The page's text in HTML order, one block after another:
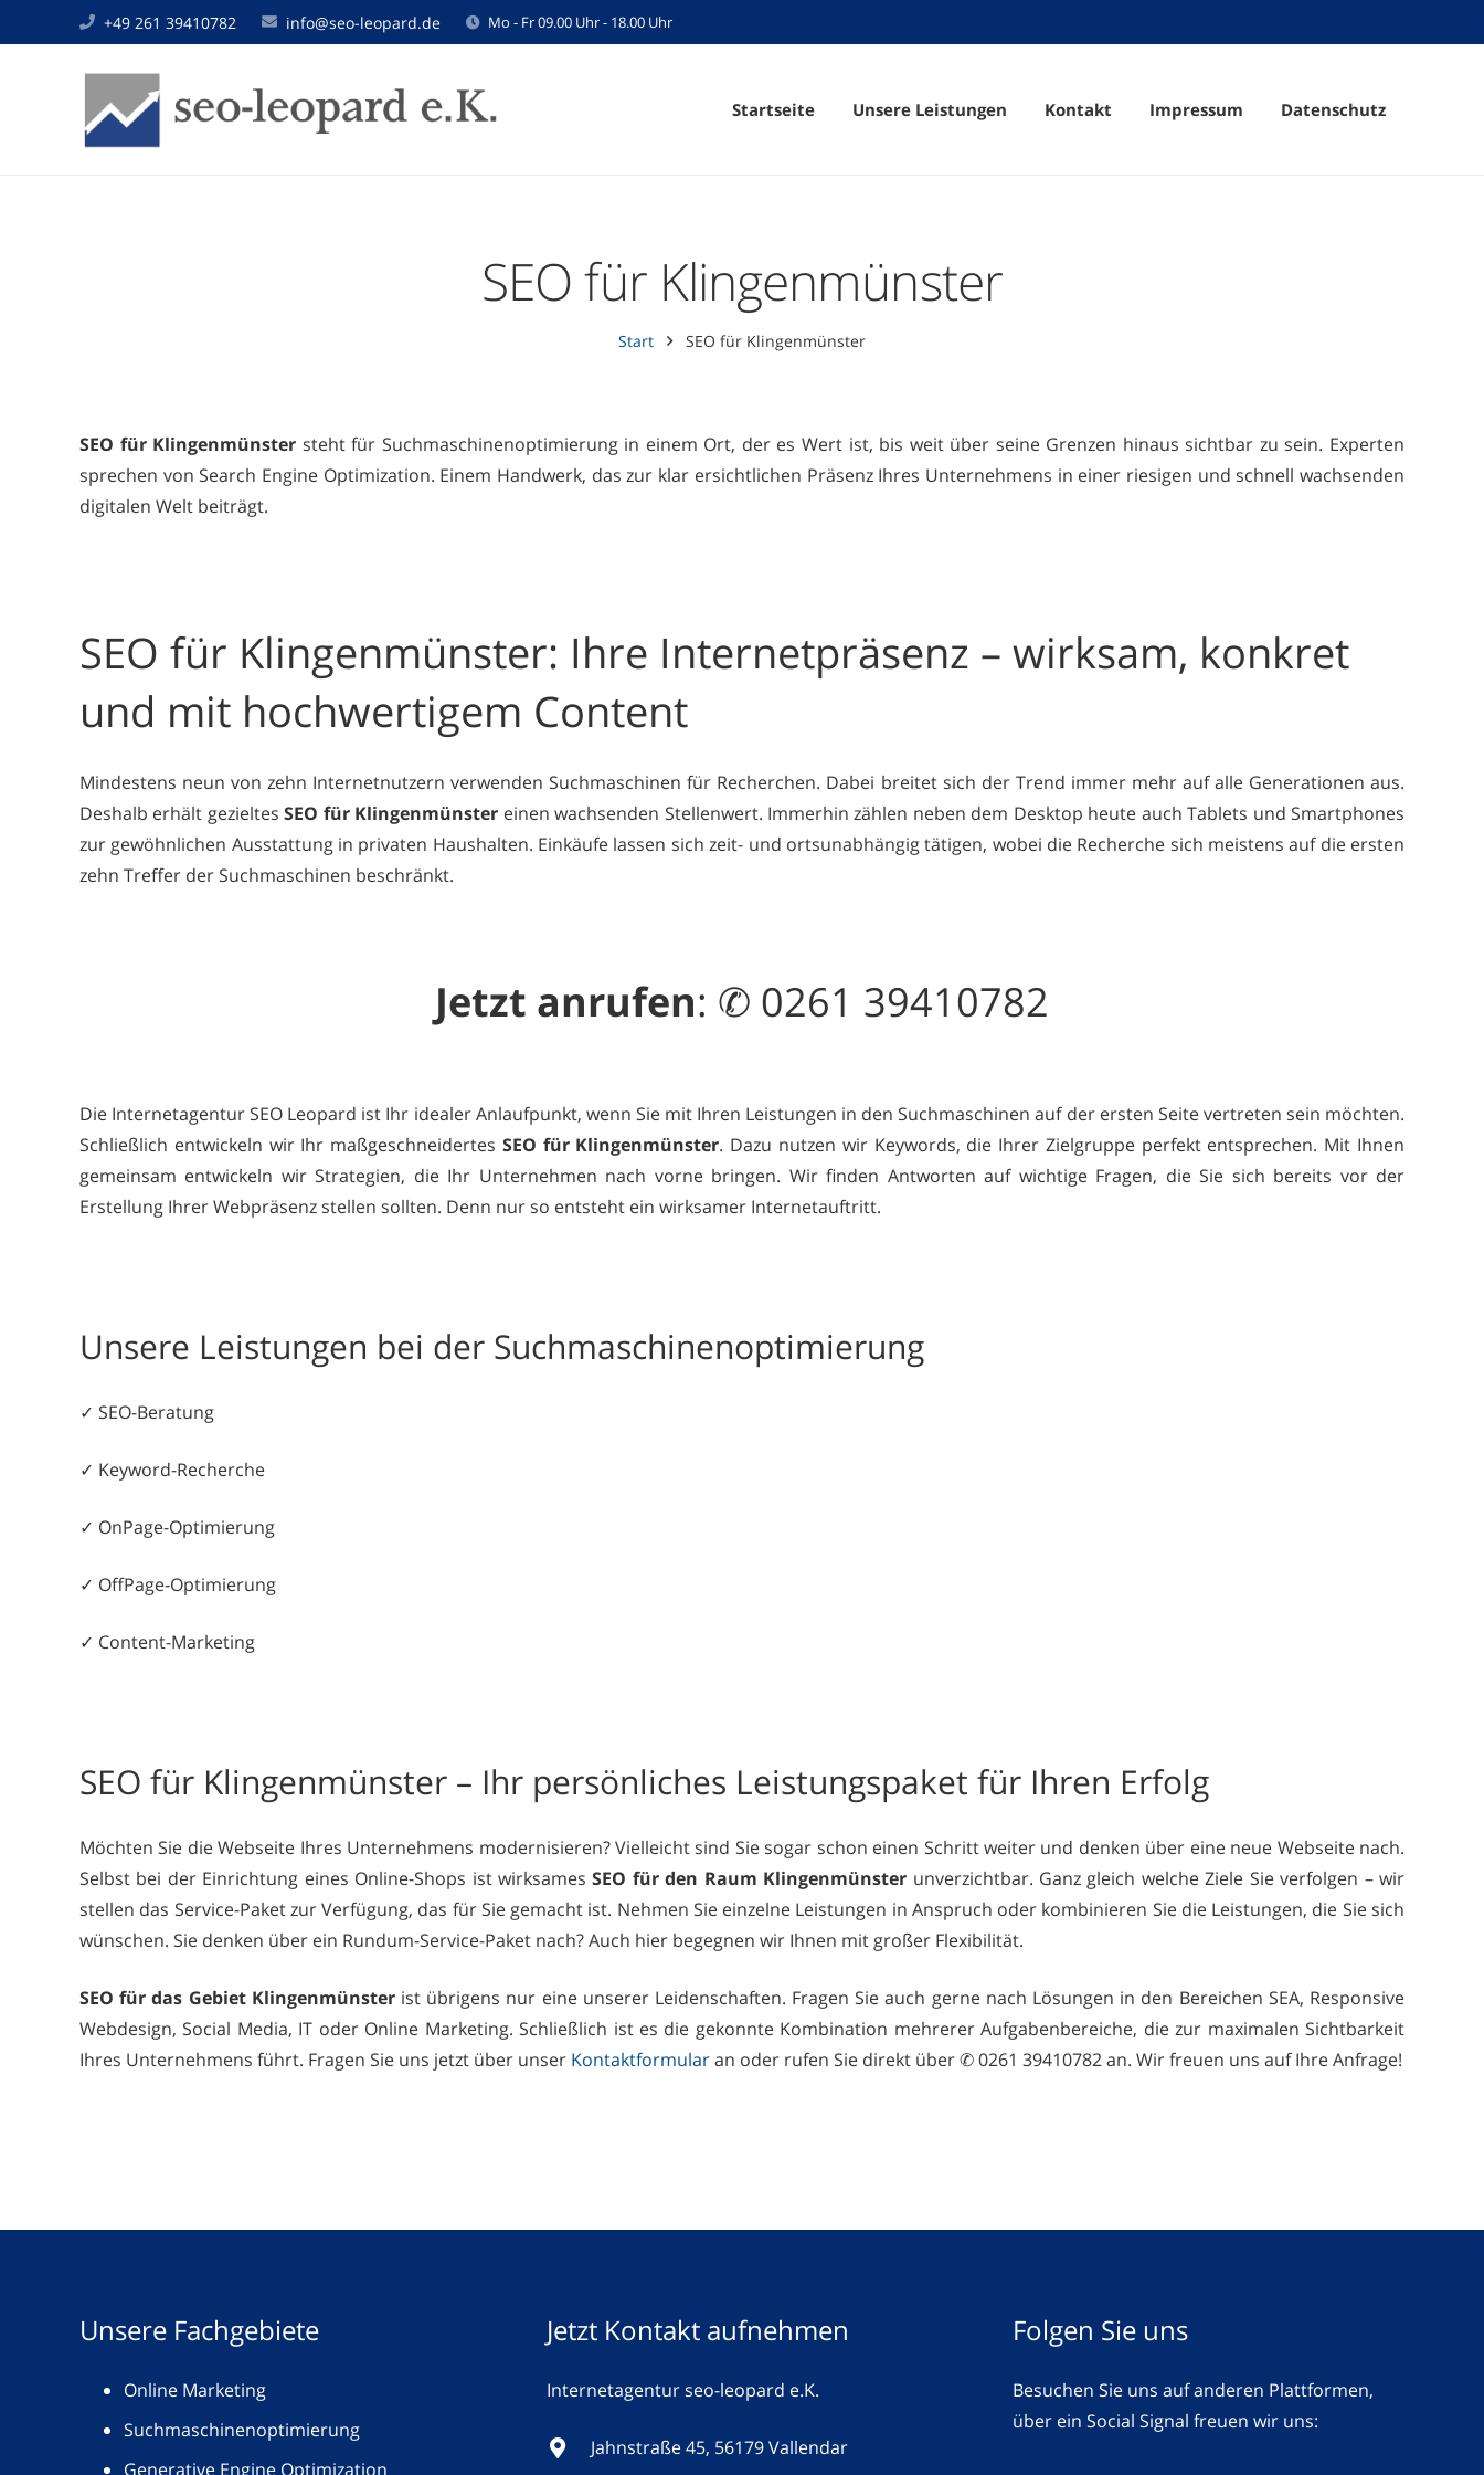
+49 261 39410782 info@seo-leopard.de Mo - Fr 09.00 Uhr - 18.00 Uhr
Startseite Unsere Leistungen Kontakt Impressum Datenschutz
SEO für Klingenmünster
Start SEO für Klingenmünster
SEO für Klingenmünster steht für Suchmaschinenoptimierung in einem Ort, der es Wert ist, bis weit über seine Grenzen hinaus sichtbar zu sein. Experten
sprechen von Search Engine Optimization. Einem Handwerk, das zur klar ersichtlichen Präsenz Ihres Unternehmens in einer riesigen und schnell wachsenden
digitalen Welt beiträgt.
SEO für Klingenmünster: Ihre Internetpräsenz – wirksam, konkret
und mit hochwertigem Content
Mindestens neun von zehn Internetnutzern verwenden Suchmaschinen für Recherchen. Dabei breitet sich der Trend immer mehr auf alle Generationen aus.
Deshalb erhält gezieltesSEO für Klingenmünster einen wachsenden Stellenwert. Immerhin zählen neben dem Desktop heute auch Tablets und Smartphones
zur gewöhnlichen Ausstattung in privaten Haushalten. Einkäufe lassen sich zeit- und ortsunabhängig tätigen, wobei die Recherche sich meistens auf die ersten
zehn Treffer der Suchmaschinen beschränkt.
Jetzt anrufen: ✆ 0261 39410782
Die Internetagentur SEO Leopard ist Ihr idealer Anlaufpunkt, wenn Sie mit Ihren Leistungen in den Suchmaschinen auf der ersten Seite vertreten sein möchten.
Schließlich entwickeln wir Ihr maßgeschneidertes SEO für Klingenmünster. Dazu nutzen wir Keywords, die Ihrer Zielgruppe perfekt entsprechen. Mit Ihnen
gemeinsam entwickeln wir Strategien, die Ihr Unternehmen nach vorne bringen. Wir finden Antworten auf wichtige Fragen, die Sie sich bereits vor der
Erstellung Ihrer Webpräsenz stellen sollten. Denn nur so entsteht ein wirksamer Internetauftritt.
Unsere Leistungen bei der Suchmaschinenoptimierung
✓ SEO-Beratung
✓ Keyword-Recherche
✓ OnPage-Optimierung
✓ OffPage-Optimierung
✓ Content-Marketing
SEO für Klingenmünster – Ihr persönliches Leistungspaket für Ihren Erfolg
Möchten Sie die Webseite Ihres Unternehmens modernisieren? Vielleicht sind Sie sogar schon einen Schritt weiter und denken über eine neue Webseite nach.
Selbst bei der Einrichtung eines Online-Shops ist wirksamesSEO für den Raum Klingenmünster unverzichtbar. Ganz gleich welche Ziele Sie verfolgen – wir
stellen das Service-Paket zur Verfügung, das für Sie gemacht ist. Nehmen Sie einzelne Leistungen in Anspruch oder kombinieren Sie die Leistungen, die Sie sich
wünschen. Sie denken über ein Rundum-Service-Paket nach? Auch hier begegnen wir Ihnen mit großer Flexibilität.
SEO für das Gebiet Klingenmünsterist übrigens nur eine unserer Leidenschaften. Fragen Sie auch gerne nach Lösungen in den Bereichen SEA, Responsive
Webdesign, Social Media, IT oder Online Marketing. Schließlich ist es die gekonnte Kombination mehrerer Aufgabenbereiche, die zur maximalen Sichtbarkeit
Ihres Unternehmens führt. Fragen Sie uns jetzt über unser Kontaktformularan oder rufen Sie direkt über ✆ 0261 39410782 an. Wir freuen uns auf Ihre Anfrage!
Unsere Fachgebiete
Online Marketing
Suchmaschinenoptimierung
Generative Engine Optimization
Jetzt Kontakt aufnehmen
Internetagentur seo-leopard e.K.
Jahnstraße 45, 56179 Vallendar
Folgen Sie uns
Besuchen Sie uns auf anderen Plattformen,
über ein Social Signal freuen wir uns: